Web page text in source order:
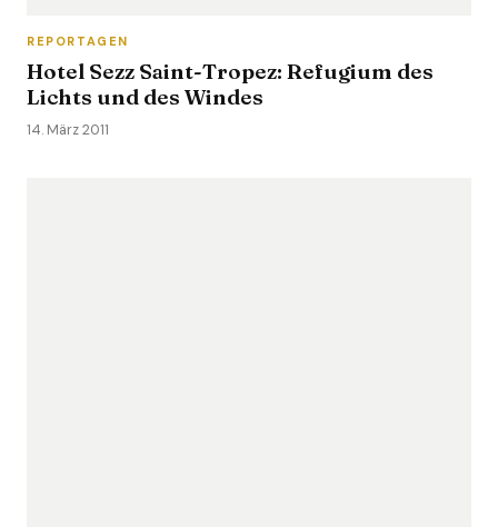
REPORTAGEN
Hotel Sezz Saint-Tropez: Refugium des
Lichts und des Windes
14. März 2011